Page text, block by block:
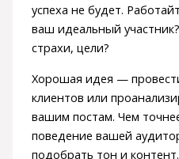
успеха не будет.
ваш идеальный
страхи, цели?
Хорошая идея —
клиентов или
вашим постам. Чем
поведение вашей
подобрать тон и контент.